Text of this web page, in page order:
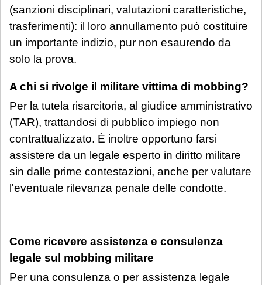
(sanzioni disciplinari, valutazioni caratteristiche,
trasferimenti): il loro annullamento può costituire
un importante indizio, pur non esaurendo da
solo la prova.
A chi si rivolge il militare vittima di mobbing?
Per la tutela risarcitoria, al giudice amministrativo
(TAR), trattandosi di pubblico impiego non
contrattualizzato. È inoltre opportuno farsi
assistere da un legale esperto in diritto militare
sin dalle prime contestazioni, anche per valutare
l'eventuale rilevanza penale delle condotte.
Come ricevere assistenza e consulenza
legale sul mobbing militare
Per una consulenza o per assistenza legale